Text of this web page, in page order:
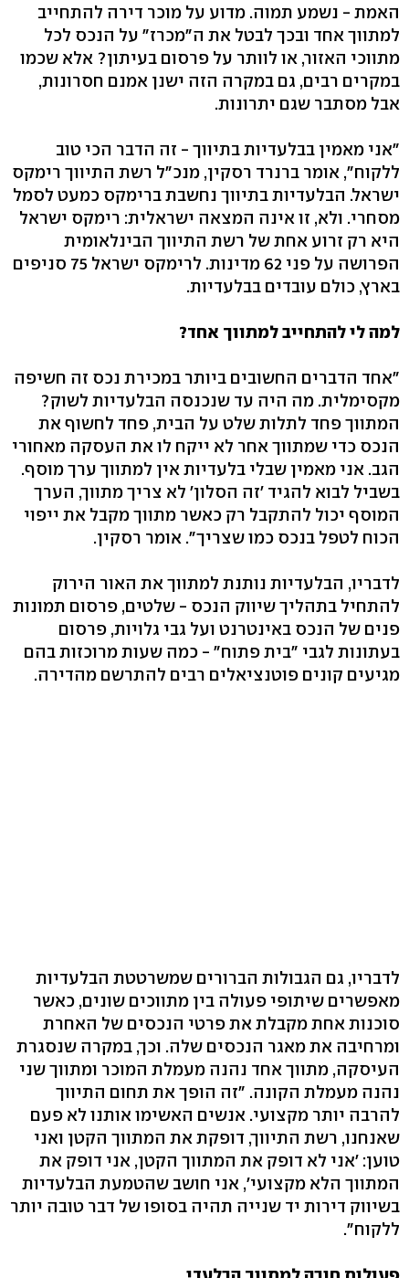
האמת - נשמע תמוה. מדוע על מוכר דירה להתחייב
למתווך אחד ובכך לבטל את ה"מכרז" על הנכס לכל
מתווכי האזור, או לוותר על פרסום בעיתון? אלא שכמו
במקרים רבים, גם במקרה הזה ישנן אמנם חסרונות,
אבל מסתבר שגם יתרונות.
"אני מאמין בבלעדיות בתיווך - זה הדבר הכי טוב
ללקוח", אומר ברנרד רסקין, מנכ"ל רשת התיווך רימקס
ישראל. הבלעדיות בתיווך נחשבת ברימקס כמעט לסמל
מסחרי. ולא, זו אינה המצאה ישראלית: רימקס ישראל
היא רק זרוע אחת של רשת התיווך הבינלאומית
הפרושה על פני 62 מדינות. לרימקס ישראל 75 סניפים
בארץ, כולם עובדים בבלעדיות.
למה לי להתחייב למתווך אחד?
"אחד הדברים החשובים ביותר במכירת נכס זה חשיפה
מקסימלית. מה היה עד שנכנסה הבלעדיות לשוק?
המתווך פחד לתלות שלט על הבית, פחד לחשוף את
הנכס כדי שמתווך אחר לא ייקח לו את העסקה מאחורי
הגב. אני מאמין שבלי בלעדיות אין למתווך ערך מוסף.
בשביל לבוא להגיד 'זה הסלון' לא צריך מתווך, הערך
המוסף יכול להתקבל רק כאשר מתווך מקבל את ייפוי
הכוח לטפל בנכס כמו שצריך". אומר רסקין.
לדבריו, הבלעדיות נותנת למתווך את האור הירוק
להתחיל בתהליך שיווק הנכס - שלטים, פרסום תמונות
פנים של הנכס באינטרנט ועל גבי גלויות, פרסום
בעתונות לגבי "בית פתוח" - כמה שעות מרוכזות בהם
מגיעים קונים פוטנציאלים רבים להתרשם מהדירה.
לדבריו, גם הגבולות הברורים שמשרטטת הבלעדיות
מאפשרים שיתופי פעולה בין מתווכים שונים, כאשר
סוכנות אחת מקבלת את פרטי הנכסים של האחרת
ומרחיבה את מאגר הנכסים שלה. וכך, במקרה שנסגרת
העיסקה, מתווך אחד נהנה מעמלת המוכר ומתווך שני
נהנה מעמלת הקונה. "זה הופך את תחום התיווך
להרבה יותר מקצועי. אנשים האשימו אותנו לא פעם
שאנחנו, רשת התיווך, דופקת את המתווך הקטן ואני
טוען: 'אני לא דופק את המתווך הקטן, אני דופק את
המתווך הלא מקצועי', אני חושב שהטמעת הבלעדיות
בשיווק דירות יד שנייה תהיה בסופו של דבר טובה יותר
ללקוח".